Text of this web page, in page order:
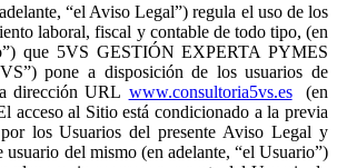
“el Aviso Legal”) regula el uso de los
laboral, fiscal y contable de todo tipo, (en
que 5VS GESTIÓN EXPERTA PYMES
pone a disposición de los usuarios de
dirección URL www.consultoria5vs.es(en
acceso al Sitio está condicionado a la previa
los Usuarios del presente Aviso Legal y
del mismo (en adelante, “el Usuario”)